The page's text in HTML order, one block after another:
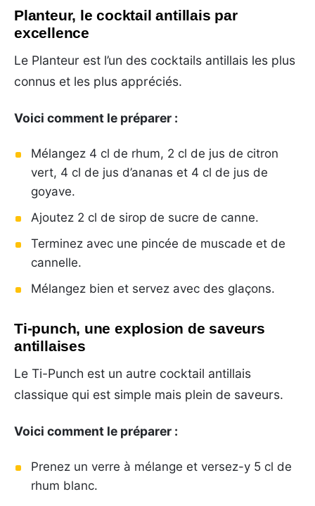
Planteur, le cocktail antillais par
excellence
Le Planteur est l’un des cocktails antillais les plus
connus et les plus appréciés.
Voici comment le préparer :
Mélangez 4 cl de rhum, 2 cl de jus de citron
vert, 4 cl de jus d’ananas et 4 cl de jus de
goyave.
Ajoutez 2 cl de sirop de sucre de canne.
Terminez avec une pincée de muscade et de
cannelle.
Mélangez bien et servez avec des glaçons.
Ti-punch, une explosion de saveurs
antillaises
Le Ti-Punch est un autre cocktail antillais
classique qui est simple mais plein de saveurs.
Voici comment le préparer :
Prenez un verre à mélange et versez-y 5 cl de
rhum blanc.